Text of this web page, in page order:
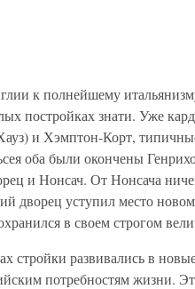
к полнейшему
постройках знати. Уже
и Хэмптон-Корт,
оба были окончены
и Нонсач. От Нонсача
дворец уступил место
в своем строгом
стройки развивались в
потребностям жизни.